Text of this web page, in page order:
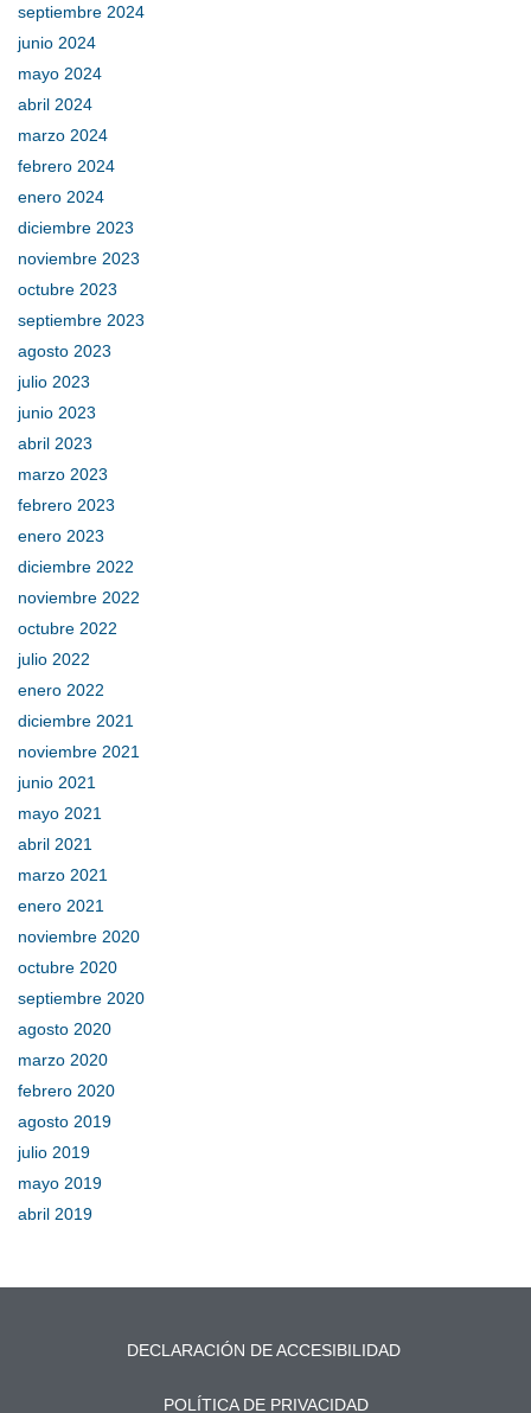
septiembre 2024
junio 2024
mayo 2024
abril 2024
marzo 2024
febrero 2024
enero 2024
diciembre 2023
noviembre 2023
octubre 2023
septiembre 2023
agosto 2023
julio 2023
junio 2023
abril 2023
marzo 2023
febrero 2023
enero 2023
diciembre 2022
noviembre 2022
octubre 2022
julio 2022
enero 2022
diciembre 2021
noviembre 2021
junio 2021
mayo 2021
abril 2021
marzo 2021
enero 2021
noviembre 2020
octubre 2020
septiembre 2020
agosto 2020
marzo 2020
febrero 2020
agosto 2019
julio 2019
mayo 2019
abril 2019
DECLARACIÓN DE ACCESIBILIDAD
POLÍTICA DE PRIVACIDAD